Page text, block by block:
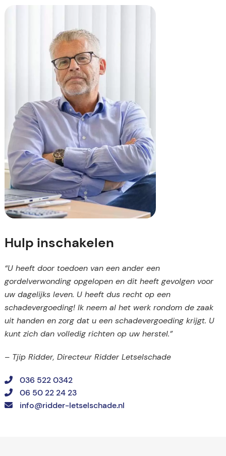
Hulp inschakelen
“U heeft door toedoen van een ander een
gordelverwonding opgelopen en dit heeft gevolgen voor
uw dagelijks leven. U heeft dus recht op een
schadevergoeding! Ik neem al het werk rondom de zaak
uit handen en zorg dat u een schadevergoeding krijgt. U
kunt zich dan volledig richten op uw herstel.”
– Tjip Ridder, Directeur Ridder Letselschade
036 522 0342
06 50 22 24 23
info@ridder-letselschade.nl